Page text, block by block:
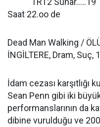
Saat 22.oo de
Dead Man Walking /
İNGİLTERE, Dram, Suç,
İdam cezası karşıtlığı
Sean Penn gibi iki
performanslarının da
dibine vurulduğu ve